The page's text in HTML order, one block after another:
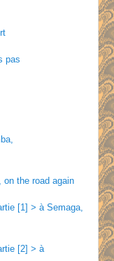
pas
on the road again
[1] > à Semaga,
[2] > à